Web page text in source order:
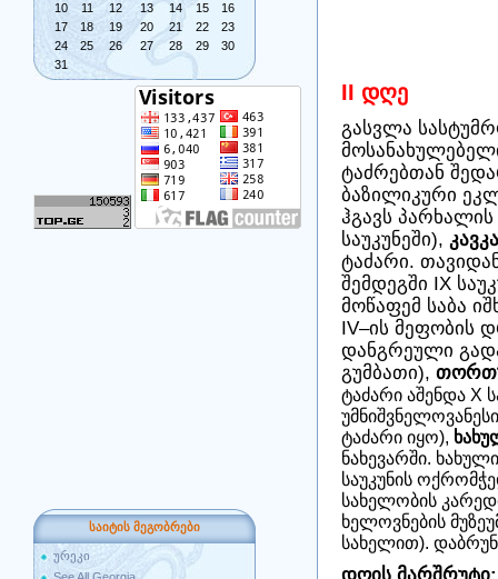
10
11 12 13 14 15
16
17
18 19 20 21 22
23
24
25 26 27 28 29
30
31
საიტის მეგობრები
ურეკი
II დღე
გასვლა
ტაძრებთან
ბაზილიკური
ჰგავს
საუკუნეში),
ტაძარი.
შემდეგში IX
მოწაფემ საბა
IV–ის მეფობის
დანგრეული
გუმბათი),
ტაძარი აშენდა X
ტაძარი იყო),
ნახევარში.
საუკუნის
სახელობის
ხელოვნების
სახელით).